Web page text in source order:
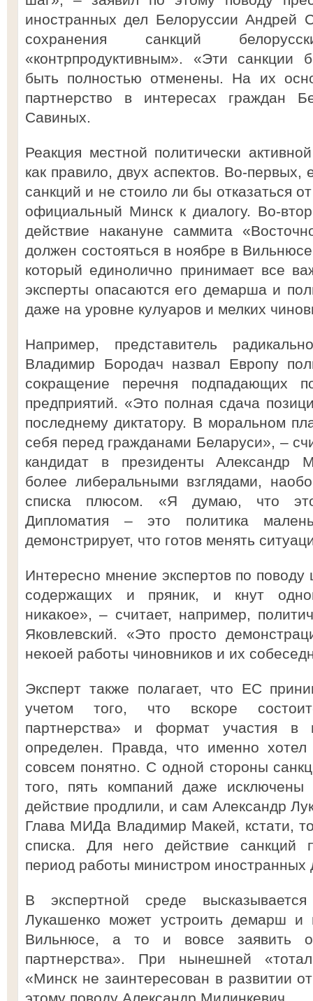
иностранных дел Белоруссии Андрей
сохранения санкций
«контрпродуктивным». «Эти санкции
быть полностью отменены. На их
партнерство в интересах граждан
Савиных.
Реакция местной политически
как правило, двух аспектов. Во-
санкций и не стоило ли бы отказаться
официальный Минск к диалогу. Во-
действие накануне саммита
должен состояться в ноябре в
который единолично принимает все
эксперты опасаются его демарша и
даже на уровне кулуаров и мелких
Например, представитель
Владимир Бородач назвал Европу
сокращение перечня подпадающих
предприятий. «Это полная сдача
последнему диктатору. В моральном
себя перед гражданами Беларуси», –
кандидат в президенты Александр
более либеральными взглядами,
списка плюсом. «Я думаю, что
Дипломатия – это политика
демонстрирует, что готов менять
Интересно мнение экспертов по
содержащих и пряник, и кнут
никакое», – считает, например,
Яковлевский. «Это просто
некоей работы чиновников и их
Эксперт также полагает, что ЕС
учетом того, что вскоре
партнерства» и формат участия в
определен. Правда, что именно
совсем понятно. С одной стороны
того, пять компаний даже
действие продлили, и сам Александр
Глава МИДа Владимир Макей, кстати,
списка. Для него действие санкций
период работы министром иностранных
В экспертной среде
Лукашенко может устроить демарш и
Вильнюсе, а то и вовсе заявить
партнерства». При нынешней
«Минск не заинтересован в развитии